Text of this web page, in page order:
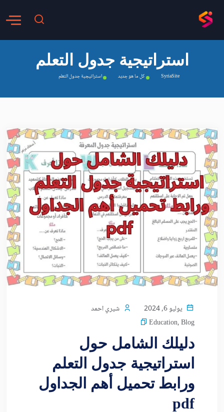
استراتيجية جدول التعلم
SyriaSite كل ما هو جديد استراتيجية جدول التعلم
يوليو 6, 2024
شيري احمد
Education,Blog
دليلك الشامل حول
استراتيجية جدول التعلم
ورابط تحميل أهم الجداول
pdf